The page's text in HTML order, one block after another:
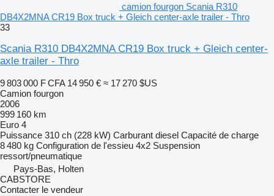
camion fourgon Scania R310
DB4X2MNA CR19 Box truck + Gleich center-axle trailer - Thro
33
Scania R310 DB4X2MNA CR19 Box truck + Gleich center-
axle trailer - Thro
9 803 000 F CFA 14 950 € ≈ 17 270 $US
Camion fourgon
2006
999 160 km
Euro 4
Puissance 310 ch (228 kW) Carburant diesel Capacité de charge
8 480 kg Configuration de l'essieu 4x2 Suspension
ressort/pneumatique
Pays-Bas, Holten
CABSTORE
Contacter le vendeur